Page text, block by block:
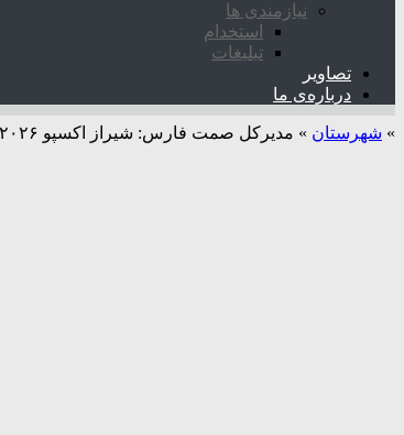
نیازمندی ها
استخدام
تبلیغات
تصاویر
درباره‌ی ما
» شهرستان » مدیرکل صمت فارس: شیراز اکسپو ۲۰۲۶ نیمه دوم مهرماه خبر داد